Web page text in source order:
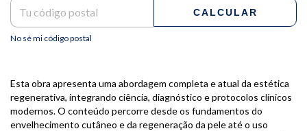
CALCULAR
No sé mi código postal
Esta obra apresenta uma abordagem completa e atual da estética
regenerativa, integrando ciência, diagnóstico e protocolos clínicos
modernos. O conteúdo percorre desde os fundamentos do
envelhecimento cutâneo e da regeneração da pele até o uso